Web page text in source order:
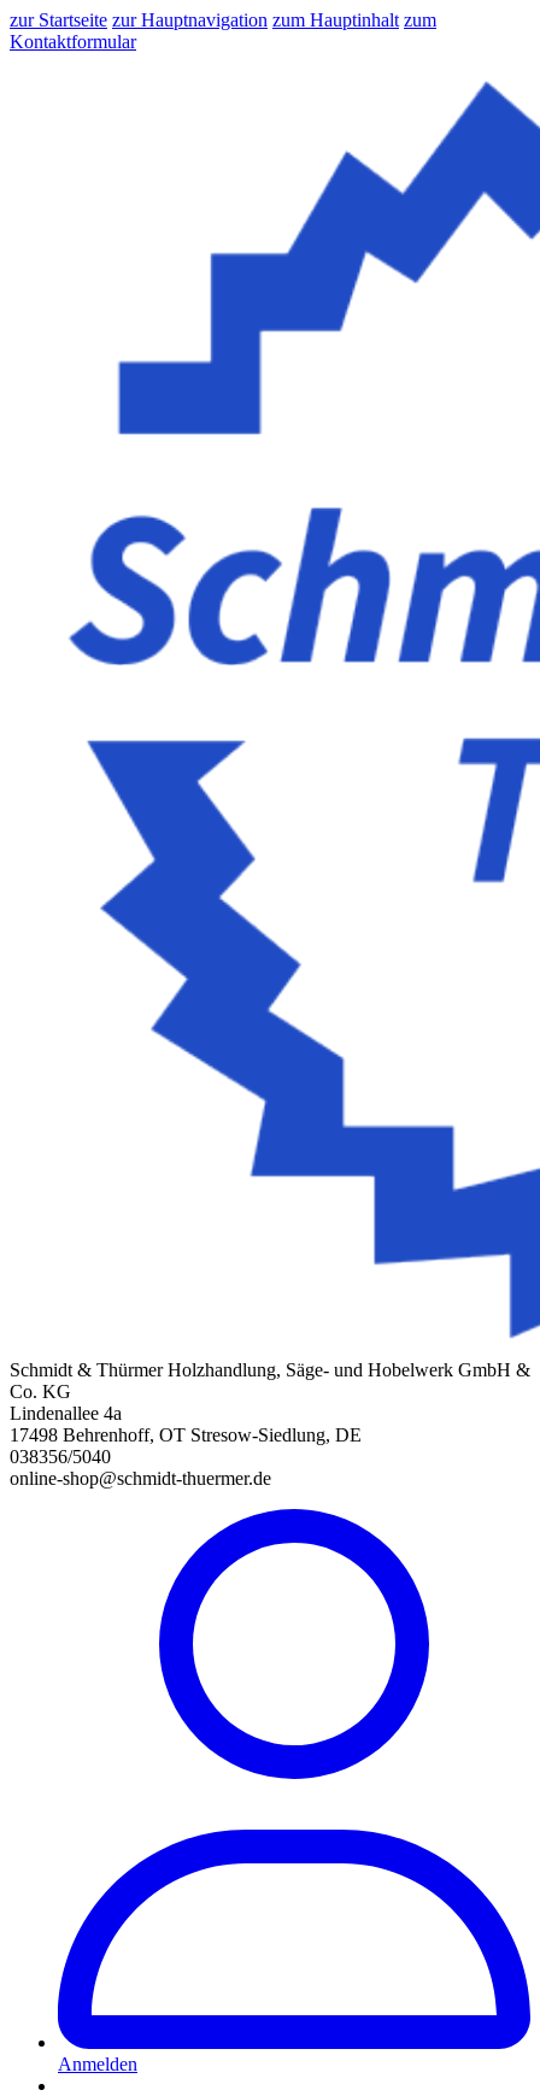
zur Startseite zur Hauptnavigation zum Hauptinhalt zum
Kontaktformular
Schmidt & Thürmer Holzhandlung, Säge- und Hobelwerk GmbH &
Co. KG
Lindenallee 4a
17498 Behrenhoff, OT Stresow-Siedlung, DE
038356/5040
online-shop@schmidt-thuermer.de
Anmelden